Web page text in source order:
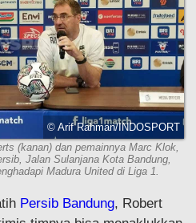
© Arif Rahman/INDOSPORT
(kanan) dan pemainnya Marc Klok,
Jalan Sulanjana Kota Bandung,
Madura United di Liga 1.
Persib Bandung, Robert